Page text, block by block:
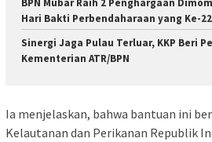
BPN Mubar Raih 2 Penghargaan
Hari Bakti Perbendaharaan yang Ke-22
Sinergi Jaga Pulau Terluar, KKP Beri
Kementerian ATR/BPN
Ia menjelaskan, bahwa bantuan ini
Kelautanan dan Perikanan Republik